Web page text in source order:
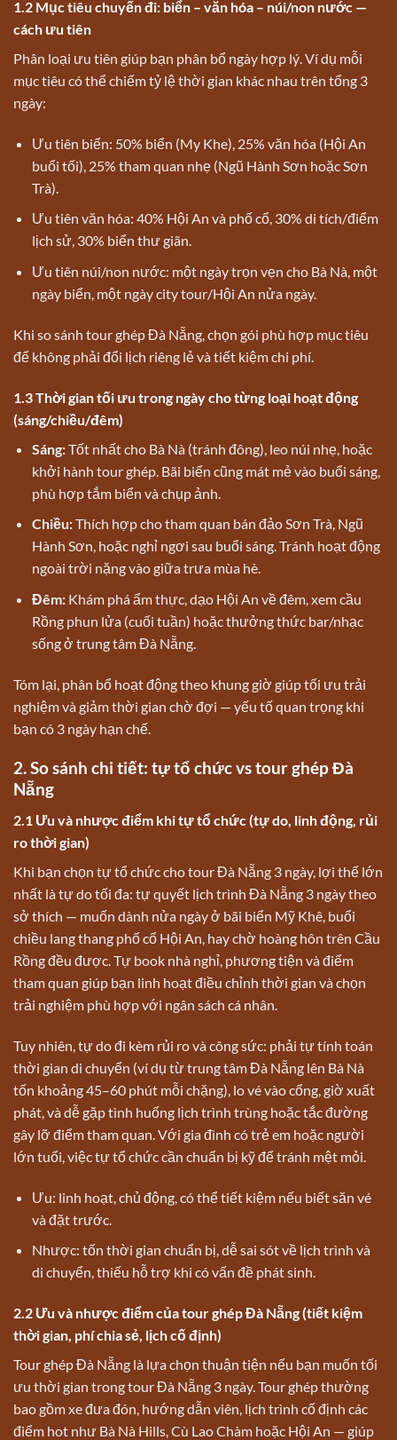
1.2 Mục tiêu chuyến đi: biển – văn hóa – núi/non nước —
cách ưu tiên
Phân loại ưu tiên giúp bạn phân bổ ngày hợp lý. Ví dụ mỗi
mục tiêu có thể chiếm tỷ lệ thời gian khác nhau trên tổng 3
ngày:
Ưu tiên biển: 50% biển (My Khe), 25% văn hóa (Hội An
buổi tối), 25% tham quan nhẹ (Ngũ Hành Sơn hoặc Sơn
Trà).
Ưu tiên văn hóa: 40% Hội An và phố cổ, 30% di tích/điểm
lịch sử, 30% biển thư giãn.
Ưu tiên núi/non nước: một ngày trọn vẹn cho Bà Nà, một
ngày biển, một ngày city tour/Hội An nửa ngày.
Khi so sánh tour ghép Đà Nẵng, chọn gói phù hợp mục tiêu
để không phải đổi lịch riêng lẻ và tiết kiệm chi phí.
1.3 Thời gian tối ưu trong ngày cho từng loại hoạt động
(sáng/chiều/đêm)
Sáng:Tốt nhất cho Bà Nà (tránh đông), leo núi nhẹ, hoặc
khởi hành tour ghép. Bãi biển cũng mát mẻ vào buổi sáng,
phù hợp tắm biển và chụp ảnh.
Chiều:Thích hợp cho tham quan bán đảo Sơn Trà, Ngũ
Hành Sơn, hoặc nghỉ ngơi sau buổi sáng. Tránh hoạt động
ngoài trời nặng vào giữa trưa mùa hè.
Đêm:Khám phá ẩm thực, dạo Hội An về đêm, xem cầu
Rồng phun lửa (cuối tuần) hoặc thưởng thức bar/nhạc
sống ở trung tâm Đà Nẵng.
Tóm lại, phân bổ hoạt động theo khung giờ giúp tối ưu trải
nghiệm và giảm thời gian chờ đợi — yếu tố quan trọng khi
bạn có 3 ngày hạn chế.
2. So sánh chi tiết: tự tổ chức vs tour ghép Đà
Nẵng
2.1 Ưu và nhược điểm khi tự tổ chức (tự do, linh động, rủi
ro thời gian)
Khi bạn chọn tự tổ chức cho tour Đà Nẵng 3 ngày, lợi thế lớn
nhất là tự do tối đa: tự quyết lịch trình Đà Nẵng 3 ngày theo
sở thích — muốn dành nửa ngày ở bãi biển Mỹ Khê, buổi
chiều lang thang phố cổ Hội An, hay chờ hoàng hôn trên Cầu
Rồng đều được. Tự book nhà nghỉ, phương tiện và điểm
tham quan giúp bạn linh hoạt điều chỉnh thời gian và chọn
trải nghiệm phù hợp với ngân sách cá nhân.
Tuy nhiên, tự do đi kèm rủi ro và công sức: phải tự tính toán
thời gian di chuyển (ví dụ từ trung tâm Đà Nẵng lên Bà Nà
tốn khoảng 45–60 phút mỗi chặng), lo vé vào cổng, giờ xuất
phát, và dễ gặp tình huống lịch trình trùng hoặc tắc đường
gây lỡ điểm tham quan. Với gia đình có trẻ em hoặc người
lớn tuổi, việc tự tổ chức cần chuẩn bị kỹ để tránh mệt mỏi.
Ưu: linh hoạt, chủ động, có thể tiết kiệm nếu biết săn vé
và đặt trước.
Nhược: tốn thời gian chuẩn bị, dễ sai sót về lịch trình và
di chuyển, thiếu hỗ trợ khi có vấn đề phát sinh.
2.2 Ưu và nhược điểm của tour ghép Đà Nẵng (tiết kiệm
thời gian, phí chia sẻ, lịch cố định)
Tour ghép Đà Nẵng là lựa chọn thuận tiện nếu bạn muốn tối
ưu thời gian trong tour Đà Nẵng 3 ngày. Tour ghép thường
bao gồm xe đưa đón, hướng dẫn viên, lịch trình cố định các
điểm hot như Bà Nà Hills, Cù Lao Chàm hoặc Hội An — giúp